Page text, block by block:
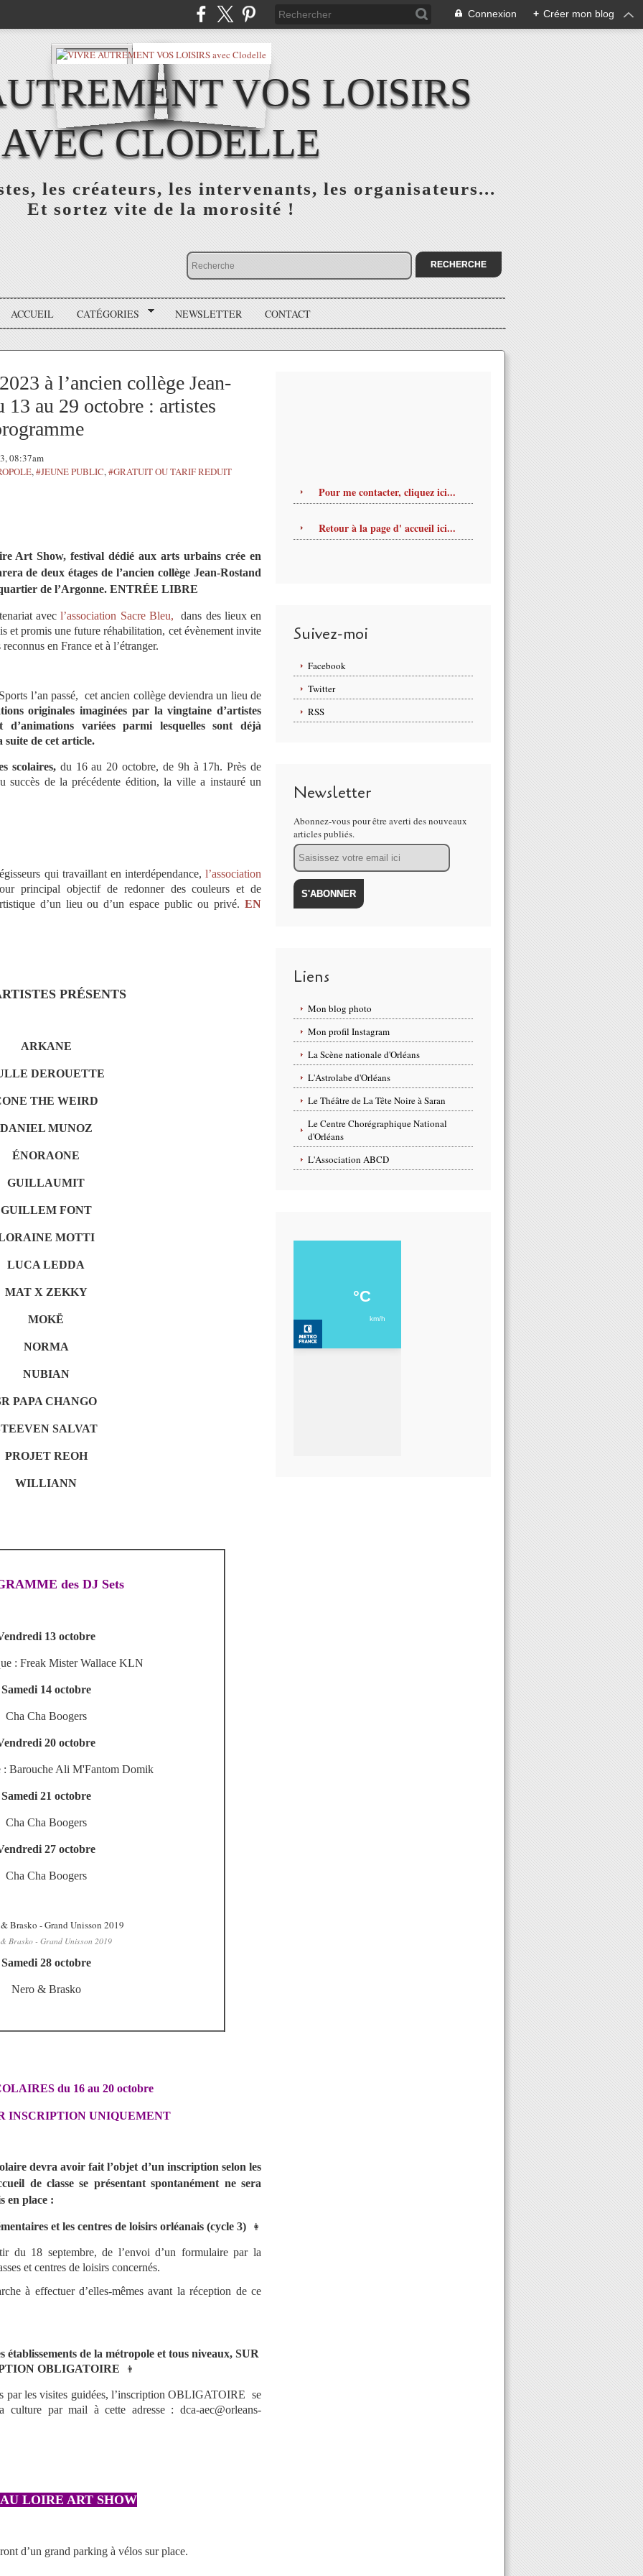
Connexion + Créer mon blog
VOS LOISIRS
AVEC CLODELLE
les créateurs, les intervenants, les organisateurs...
Et sortez vite de la morosité !
ACCUEIL CATÉGORIES NEWSLETTER CONTACT
à l’ancien collège Jean-
13 au 29 octobre : artistes
08:37am
,#JEUNE PUBLIC,#GRATUIT OU TARIF REDUIT
Art Show, festival dédié aux arts urbains crée en
de deux étages de l’ancien collège Jean-Rostand
de l’Argonne. ENTRÉE LIBRE
avecl’association Sacre Bleu,dans des lieux en
et promis une future réhabilitation, cet évènement invite
en France et à l’étranger.
l’an passé, cet ancien collège deviendra un lieu de
originales imaginées par la vingtaine d’artistes
variées parmi lesquelles sont déjà
suite de cet article.
scolaires,du 16 au 20 octobre, de 9h à 17h. Près de
succès de la précédente édition, la ville a instauré un
qui travaillant en interdépendance, l’association
principal objectif de redonner des couleurs et de
d’un lieu ou d’un espace public ou privé. EN
PRÉSENTS
ARKANE
DEROUETTE
THE WEIRD
DANIEL MUNOZ
ÉNORAONE
GUILLAUMIT
GUILLEM FONT
MOTTI
LUCA LEDDA
MAT X ZEKKY
MOKË
NORMA
NUBIAN
PAPA CHANGO
SALVAT
PROJET REOH
WILLIANN
des DJ Sets
13 octobre
: Freak Mister Wallace KLN
Samedi 14 octobre
Cha Cha Boogers
20 octobre
: Barouche Ali M'Fantom Domik
Samedi 21 octobre
Cha Cha Boogers
27 octobre
Cha Cha Boogers
Brasko - Grand Unisson 2019
Samedi 28 octobre
Nero & Brasko
du 16 au 20 octobre
INSCRIPTION UNIQUEMENT
devra avoir fait l’objet d’un inscription selon les
de classe se présentant spontanément ne sera
en place :
et les centres de loisirs orléanais (cycle 3) 👩‍
du 18 septembre, de l’envoi d’un formulaire par la
et centres de loisirs concernés.
à effectuer d’elles-mêmes avant la réception de ce
établissements de la métropole et tous niveaux, SUR
OBLIGATOIRE
👨
par les visites guidées, l’inscription OBLIGATOIRE se
par mail à cette adresse : dca-aec@orleans-
LOIRE ART SHOW
d’un grand parking à vélos sur place.
Pour me contacter, cliquez ici...
Retour à la page d' accueil ici...
Suivez-moi
Facebook
Twitter
RSS
Newsletter
Abonnez-vous pour être averti des nouveaux
articles publiés.
Email
Liens
Mon blog photo
Mon profil Instagram
La Scène nationale d'Orléans
L'Astrolabe d'Orléans
Le Théâtre de La Tête Noire à Saran
Le Centre Chorégraphique National
d'Orléans
L'Association ABCD